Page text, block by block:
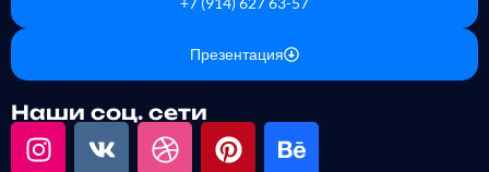
Презентация
Наши соц. сети